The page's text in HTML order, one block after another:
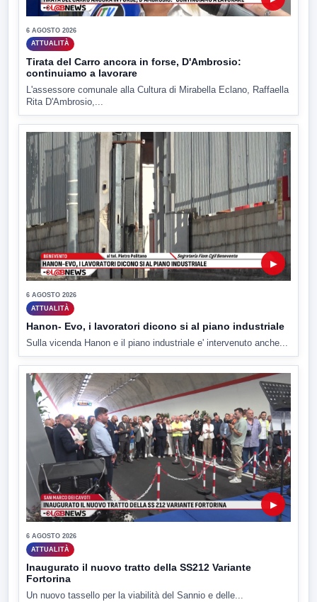
6 AGOSTO 2026
ATTUALITÀ
Tirata del Carro ancora in forse, D'Ambrosio:
continuiamo a lavorare
L'assessore comunale alla Cultura di Mirabella Eclano, Raffaella
Rita D'Ambrosio,...
▶
6 AGOSTO 2026
ATTUALITÀ
Hanon- Evo, i lavoratori dicono si al piano industriale
Sulla vicenda Hanon e il piano industriale e' intervenuto anche...
▶
6 AGOSTO 2026
ATTUALITÀ
Inaugurato il nuovo tratto della SS212 Variante
Fortorina
Un nuovo tassello per la viabilità del Sannio e delle...